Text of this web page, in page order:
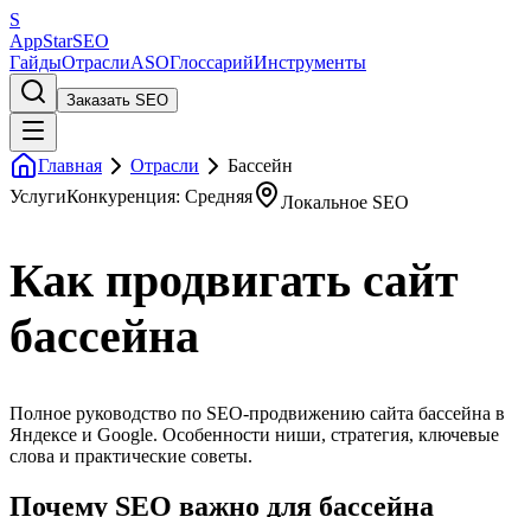
S
AppStarSEO
ГайдыОтраслиASOГлоссарийИнструменты
Заказать SEO
Главная Отрасли
Бассейн
УслугиКонкуренция: Средняя Локальное SEO
Как продвигать сайт
бассейна
Полное руководство по SEO-продвижению сайта бассейна в
Яндексе и Google. Особенности ниши, стратегия, ключевые
слова и практические советы.
Почему SEO важно для бассейна